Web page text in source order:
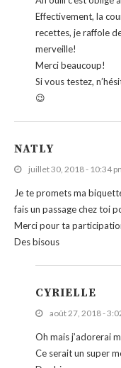
Effectivement, la
recettes, je raffole
merveille!
Merci beaucoup!
Si vous testez,
😉
NATLY
juillet 30, 2018 - 10:34
Je te promets ma
fais un passage chez toi
Merci pour ta
Des bisous
CYRIELLE
août 27, 2018 -
Oh mais j’adorerai
Ce serait un super